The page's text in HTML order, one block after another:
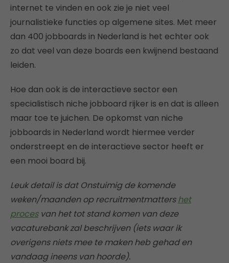
internet te vinden en ook zie je niet veel
journalistieke functies op algemene sites. Met meer
dan 400 jobboards in Nederland is het echter ook
zo dat veel van deze boards een kwijnend bestaand
leiden.
Hoe dan ook is de interactieve sector een
specialistisch niche jobboard rijker is en dat is alleen
maar toe te juichen. De opkomst van niche
jobboards in Nederland wordt hiermee verder
onderstreept en de interactieve sector heeft er
een mooi board bij.
Leuk detail is dat Onstuimig de komende
weken/maanden op recruitmentmattershet
procesvan het tot stand komen van deze
vacaturebank zal beschrijven (iets waar ik
overigens niets mee te maken heb gehad en
vandaag ineens van hoorde).